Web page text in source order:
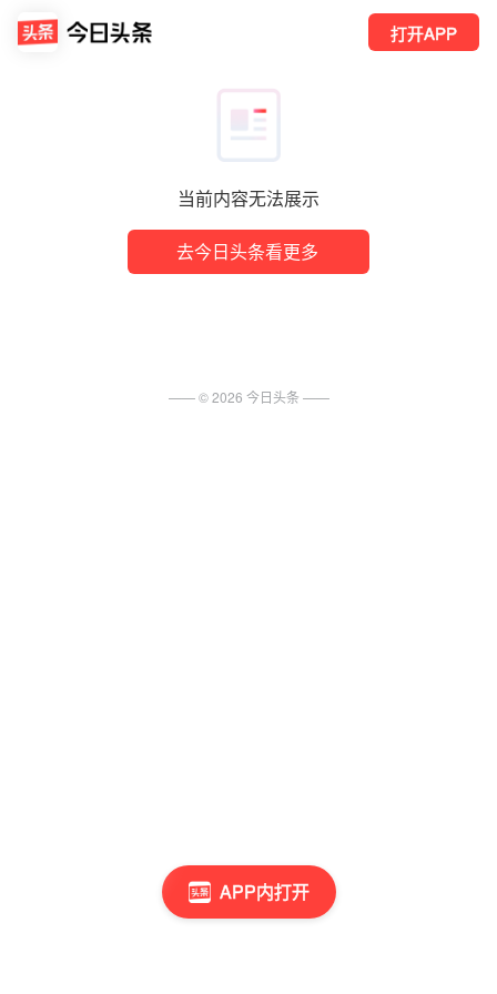
当前内容无法展示
去今日头条看更多
打开APP
APP内打开
—— ©2026 今日头条 ——